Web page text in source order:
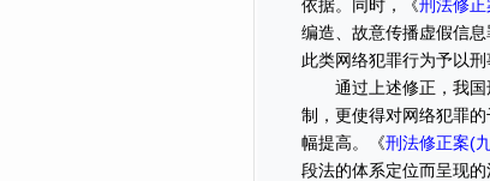
依据。同时，《刑法修正
编造、故意传播虚假信
此类网络犯罪行为予以刑
通过上述修正，我国刑
制，更使得对网络犯罪
幅提高。《刑法修正案(
段法的体系定位而呈现